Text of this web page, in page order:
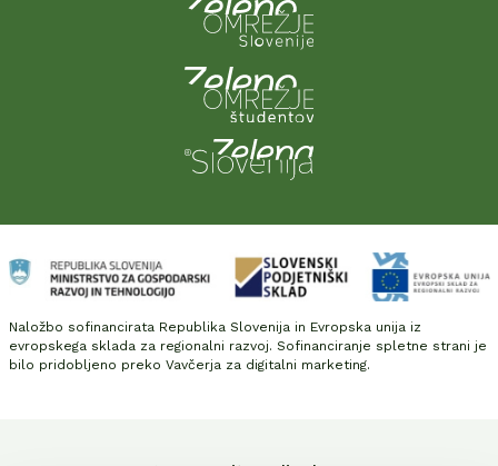
Naložbo sofinancirata Republika Slovenija in Evropska unija iz
evropskega sklada za regionalni razvoj. Sofinanciranje spletne strani je
bilo pridobljeno preko Vavčerja za digitalni marketing.